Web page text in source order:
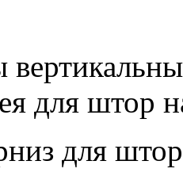
для штор
для